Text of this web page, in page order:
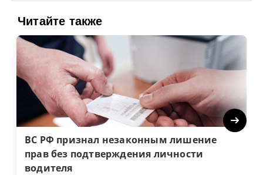
Читайте также
ВС РФ признал незаконным лишение
прав без подтверждения личности
водителя
Next